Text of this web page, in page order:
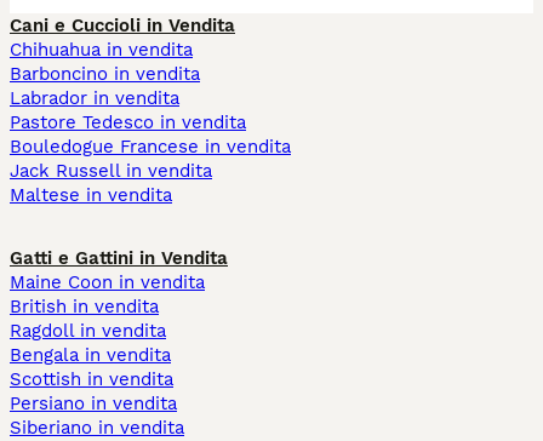
Cani e Cuccioli in Vendita
Chihuahua in vendita
Barboncino in vendita
Labrador in vendita
Pastore Tedesco in vendita
Bouledogue Francese in vendita
Jack Russell in vendita
Maltese in vendita
Gatti e Gattini in Vendita
Maine Coon in vendita
British in vendita
Ragdoll in vendita
Bengala in vendita
Scottish in vendita
Persiano in vendita
Siberiano in vendita